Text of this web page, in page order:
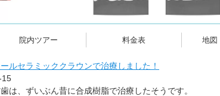
院内ツアー 料金表 地図
ルセラミッククラウンで治療しました！
15
は、ずいぶん昔に合成樹脂で治療したそうです。